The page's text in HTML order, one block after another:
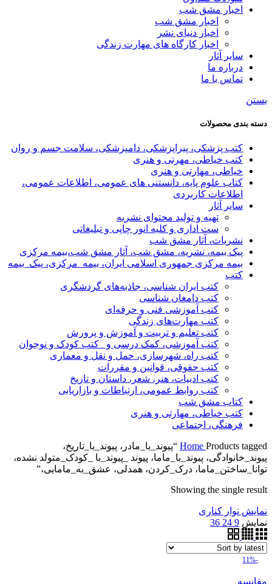
اخبار مشق شب
اخبار مشق شب
اخبار دنیای نشر
اخبار کارگاه های مهارت زندگی
سایر آثار
درباره ما
تماس با ما
بستن
دسته بندی محصولات
کتب پزشکی، پیراپزشکی، دامپزشکی، سلامت جسم و روان
کتب خیاطی، مهرتی و هنری
خیاطی، مهارتی و هنری
کتاب علوم پایه، دانستنی های عمومی، اطلاعات عمومی،
اطلاعات کاربردی
سایر آثار
تهیه و تولید محتوای نشریه
ست اداری و کلیه انور چاپی و تبلیغاتی
نشریات، آثار مشق شب
پیک بیمه، نشریه، مشق شب، آثار مشق شب،بیمه مرکزی
بیمه مرکزی جمهوری اسلامی ایران، بیمه_مرکزی، پیک_بیمه
کتب
کتب ایران شناسی، جاذبه‌های گردشگری
کتب دامغان شناسی
کتب آموزشی فنی و حرفه‌ای
کتب مهارت‌های زندگی
کتب تعلیم و تربیت و آموزش و پرورش
کتب آموزشی، کمک درسی و _کتب کودک و نوجوان
کتب راه، شهرسازی، حمل و نقل و معماری
کتب حقوقی، قوانین و مقررات
کتب ادبیات، هنر، شعر، داستان و تاریخ
کتب روابط عمومی، ارتباطات و بازاریابی
کتاب مشق شب
کتب خیاطی، مهارتی و هنری
فرهنگی، اجتماعی
Home Products tagged “پیوند_با_مادر، پیوند_با_تاریخ،
پیوند_خانوادگی، پیوند_با_ماما، پیوند _پیوند_با _کودک_متولد نشده،
توانا_ساختن_ماما، درک_کردن، همدلی، عشق_به_مامایی،”
Showing the single result
نمایش نوار کناری
نمایش 9
24
36
-11%
مقایسه